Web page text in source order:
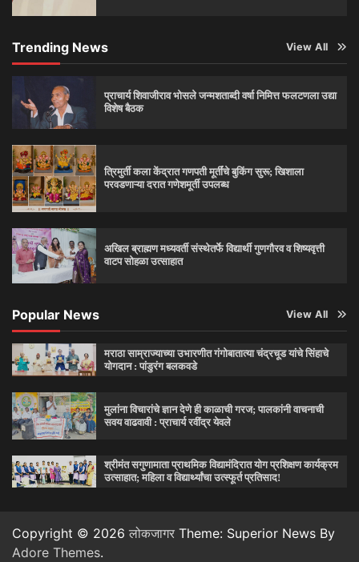
Trending News View All
प्राचार्य शिवाजीराव भोसले जन्मशताब्दी वर्षा निमित्त फलटणला उद्या
विशेष बैठक
त्रिमुर्ती कला केंद्रात गणपती मूर्तींचे बुकिंग सुरू; खिशाला
परवडणाऱ्या दरात गणेशमूर्ती उपलब्ध
अखिल ब्राह्मण मध्यवर्ती संस्थेतर्फे विद्यार्थी गुणगौरव व शिष्यवृत्ती
वाटप सोहळा उत्साहात
Popular News View All
मराठा साम्राज्याच्या उभारणीत गंगोबातात्या चंद्रचूड यांचे सिंहाचे
योगदान : पांडुरंग बलकवडे
मुलांना विचारांचे ज्ञान देणे ही काळाची गरज; पालकांनी वाचनाची
सवय वाढवावी : प्राचार्य रवींद्र येवले
श्रीमंत सगुणामाता प्राथमिक विद्यामंदिरात योग प्रशिक्षण कार्यक्रम
उत्साहात; महिला व विद्यार्थ्यांचा उत्स्फूर्त प्रतिसाद!
Copyright © 2026 लोकजागर Theme: Superior News By
Adore Themes.